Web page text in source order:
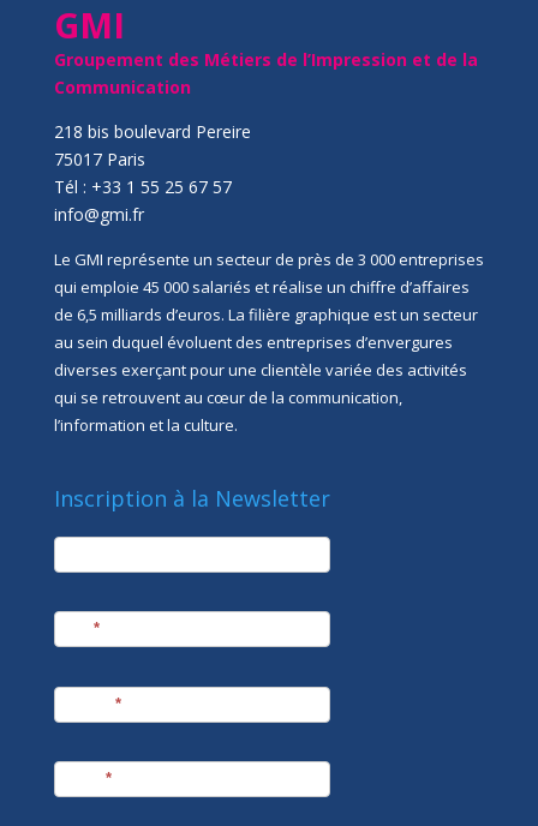
GMI
Groupement des Métiers de l’Impression et de la
Communication
218 bis boulevard Pereire
75017 Paris
Tél : +33 1 55 25 67 57
info@gmi.fr
Le GMI représente un secteur de près de 3 000 entreprises
qui emploie 45 000 salariés et réalise un chiffre d’affaires
de 6,5 milliards d’euros. La filière graphique est un secteur
au sein duquel évoluent des entreprises d’envergures
diverses exerçant pour une clientèle variée des activités
qui se retrouvent au cœur de la communication,
l’information et la culture.
Inscription à la Newsletter
newsletter
*
*
*